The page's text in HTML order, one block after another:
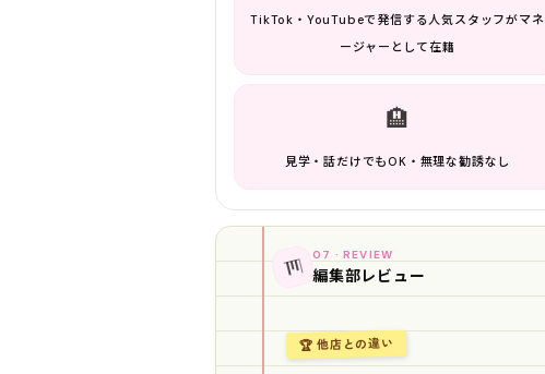
TikTok・YouTubeで発信する人気スタッフがマネ
ージャーとして在籍
🏨
見学・話だけでもOK・無理な勧誘なし
📊 07 · REVIEW
編集部レビュー
🏆 他店との違い